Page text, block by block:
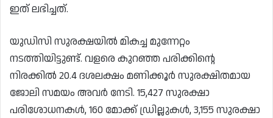
ഇത് ലഭിച്ചത്.
യുഡിസി സുരക്ഷയിൽ മികച്ച മുന്നേറ്റം
നടത്തിയിട്ടുണ്ട്. വളരെ കുറഞ്ഞ പരിക്കിൻ്റെ
നിരക്കിൽ 20.4 ദശലക്ഷം മണിക്കൂർ സുരക്ഷിതമായ
ജോലി സമയം അവർ നേടി. 15,427 സുരക്ഷാ
പരിശോധനകൾ, 160 മോക്ക് ഡ്രില്ലുകൾ, 3,155 സുരക്ഷാ